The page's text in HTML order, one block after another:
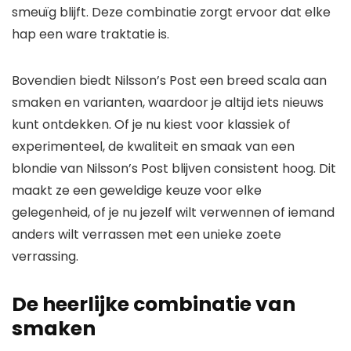
smeuïg blijft. Deze combinatie zorgt ervoor dat elke
hap een ware traktatie is.
Bovendien biedt Nilsson’s Post een breed scala aan
smaken en varianten, waardoor je altijd iets nieuws
kunt ontdekken. Of je nu kiest voor klassiek of
experimenteel, de kwaliteit en smaak van een
blondie van Nilsson’s Post blijven consistent hoog. Dit
maakt ze een geweldige keuze voor elke
gelegenheid, of je nu jezelf wilt verwennen of iemand
anders wilt verrassen met een unieke zoete
verrassing.
De heerlijke combinatie van
smaken